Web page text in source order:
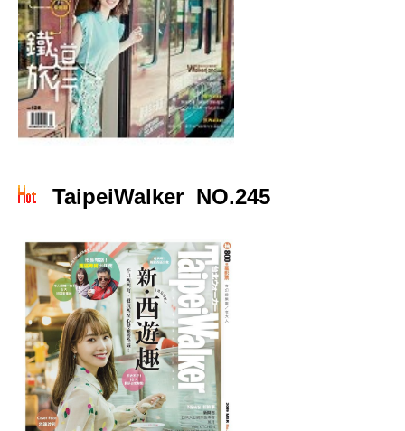
TaipeiWalker NO.245